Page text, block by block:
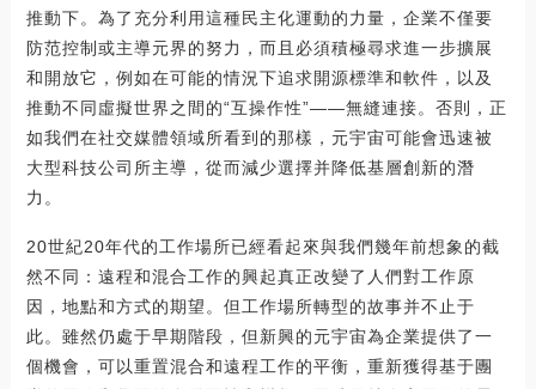
推動下。為了充分利用這種民主化運動的力量，企業不僅要
防范控制或主導元界的努力，而且必須積極尋求進一步擴展
和開放它，例如在可能的情況下追求開源標準和軟件，以及
推動不同虛擬世界之間的“互操作性”——無縫連接。否則，正
如我們在社交媒體領域所看到的那樣，元宇宙可能會迅速被
大型科技公司所主導，從而減少選擇并降低基層創新的潛
力。
20世紀20年代的工作場所已經看起來與我們幾年前想象的截
然不同：遠程和混合工作的興起真正改變了人們對工作原
因，地點和方式的期望。但工作場所轉型的故事并不止于
此。雖然仍處于早期階段，但新興的元宇宙為企業提供了一
個機會，可以重置混合和遠程工作的平衡，重新獲得基于團